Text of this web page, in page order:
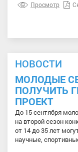
Просмотр
НОВОСТИ
МОЛОДЫЕ
ПОЛУЧИТЬ
ПРОЕКТ
До 15 сентября
на второй сезон
от 14 до 35 лет
научные,